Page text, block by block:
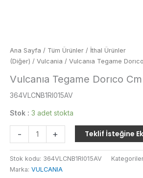
Ana Sayfa / Tüm Ürünler / İthal Ürünler
(Diğer) / Vulcania / Vulcanıa Tegame
Vulcanıa Tegame Dorıco
364VLCNB1RI015AV
Stok : 3 adet stokta
-
Vulcanıa
Tegame
Dorıco
Cm.
15
+ Teklif İsteğine
Stok kodu: 364VLCNB1RI015AV
Marka: VULCANIA